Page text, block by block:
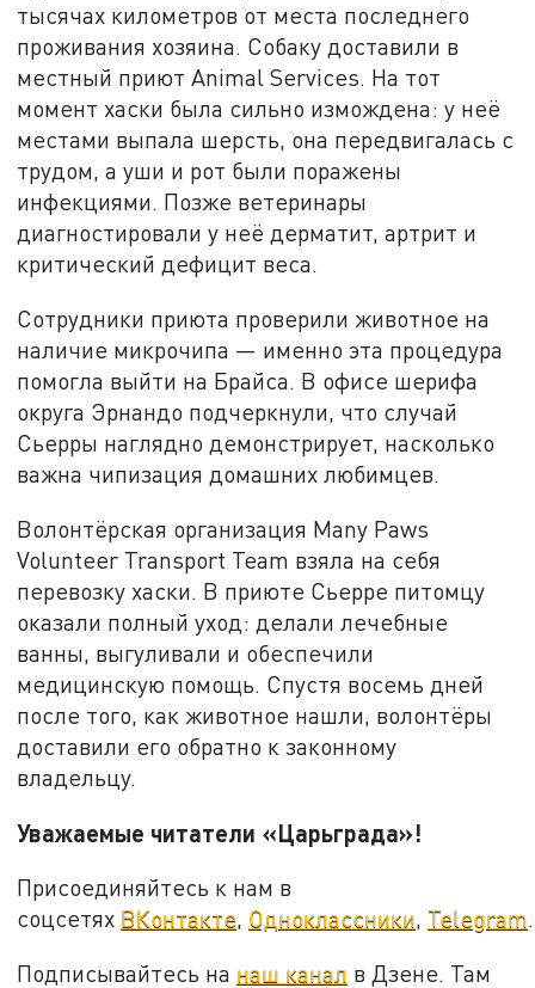
тысячах километров от места последнего
проживания хозяина. Собаку доставили в
местный приют Animal Services. На тот
момент хаски была сильно измождена: у неё
местами выпала шерсть, она передвигалась с
трудом, а уши и рот были поражены
инфекциями. Позже ветеринары
диагностировали у неё дерматит, артрит и
критический дефицит веса.
Сотрудники приюта проверили животное на
наличие микрочипа — именно эта процедура
помогла выйти на Брайса. В офисе шерифа
округа Эрнандо подчеркнули, что случай
Сьерры наглядно демонстрирует, насколько
важна чипизация домашних любимцев.
Волонтёрская организация Many Paws
Volunteer Transport Team взяла на себя
перевозку хаски. В приюте Сьерре питомцу
оказали полный уход: делали лечебные
ванны, выгуливали и обеспечили
медицинскую помощь. Спустя восемь дней
после того, как животное нашли, волонтёры
доставили его обратно к законному
владельцу.
Уважаемые читатели «Царьграда»!
Присоединяйтесь к нам в
соцсетях ВКонтакте, Одноклассники, Telegram.
Подписывайтесь на наш канал в Дзене. Там